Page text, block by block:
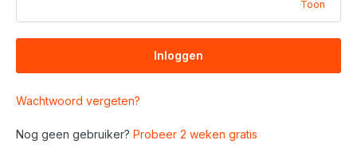
a
g
n
a
Toon
Inloggen
Wachtwoord vergeten?
Nog geen gebruiker? Probeer 2 weken gratis